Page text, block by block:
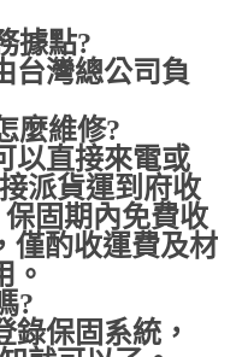
據點?
台灣總公司負
麼維修?
以直接來電或
派貨運到府收
保固期內免費收
僅酌收運費及材
。
?
錄保固系統，